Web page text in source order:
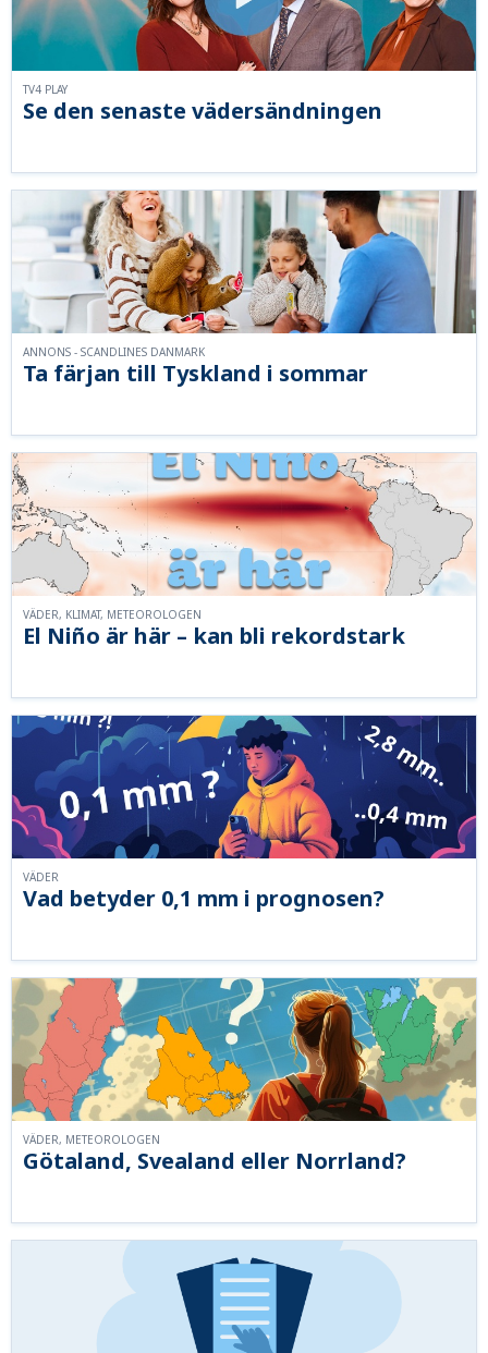
Se den senaste vädersändningen
TV4 PLAY
Ta färjan till Tyskland i sommar
ANNONS - SCANDLINES DANMARK
El Niño är här – kan bli rekordstark
VÄDER, KLIMAT, METEOROLOGEN
Vad betyder 0,1 mm i prognosen?
VÄDER
Götaland, Svealand eller Norrland?
VÄDER, METEOROLOGEN